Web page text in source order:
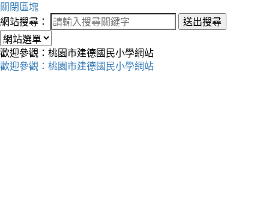
關閉區塊
網站搜尋：
送出搜尋
歡迎參觀：桃園市建德國民小學網站
歡迎參觀：桃園市建德國民小學網站